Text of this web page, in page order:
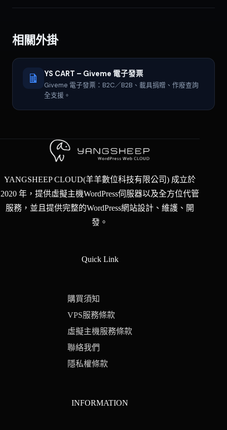
相關外掛
YS CART – Giveme 電子發票
Giveme 電子發票：B2C／B2B、載具捐贈、作廢查詢
全支援。
YANGSHEEP CLOUD(羊羊數位科技有限公司) 成立於
2020 年，提供虛擬主機WordPress伺服器以及全方位代管
服務，並且提供完整的WordPress網站設計、維護、開
發。
Quick Link
購買須知
VPS服務條款
虛擬主機服務條款
聯絡我們
隱私權條款
INFORMATION